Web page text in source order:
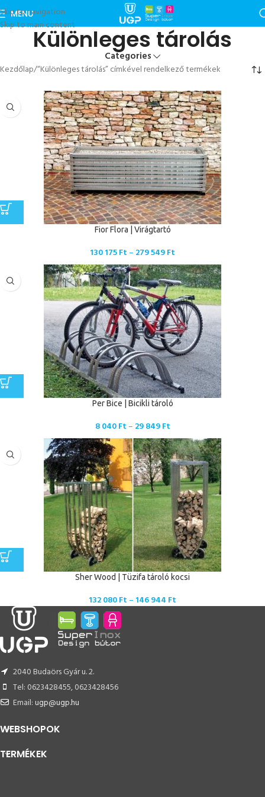
Skip to navigation
Skip to main content
MENU
Különleges tárolás
Categories
Kezdőlap “Különleges tárolás” címkével rendelkező termékek
Fior Flora | Virágtartó
130 175Ft– 279 549Ft
Per Bice | Bicikli tároló
8 040Ft– 29 849Ft
Sher Wood | Tüzifa tároló kocsi
132 080Ft– 146 944 Ft
2040 Budaörs Gyár u. 2.
Tel: 0623428455, 0623428456
Email:ugp@ugp.hu
WEBSHOPOK
TERMÉKEK